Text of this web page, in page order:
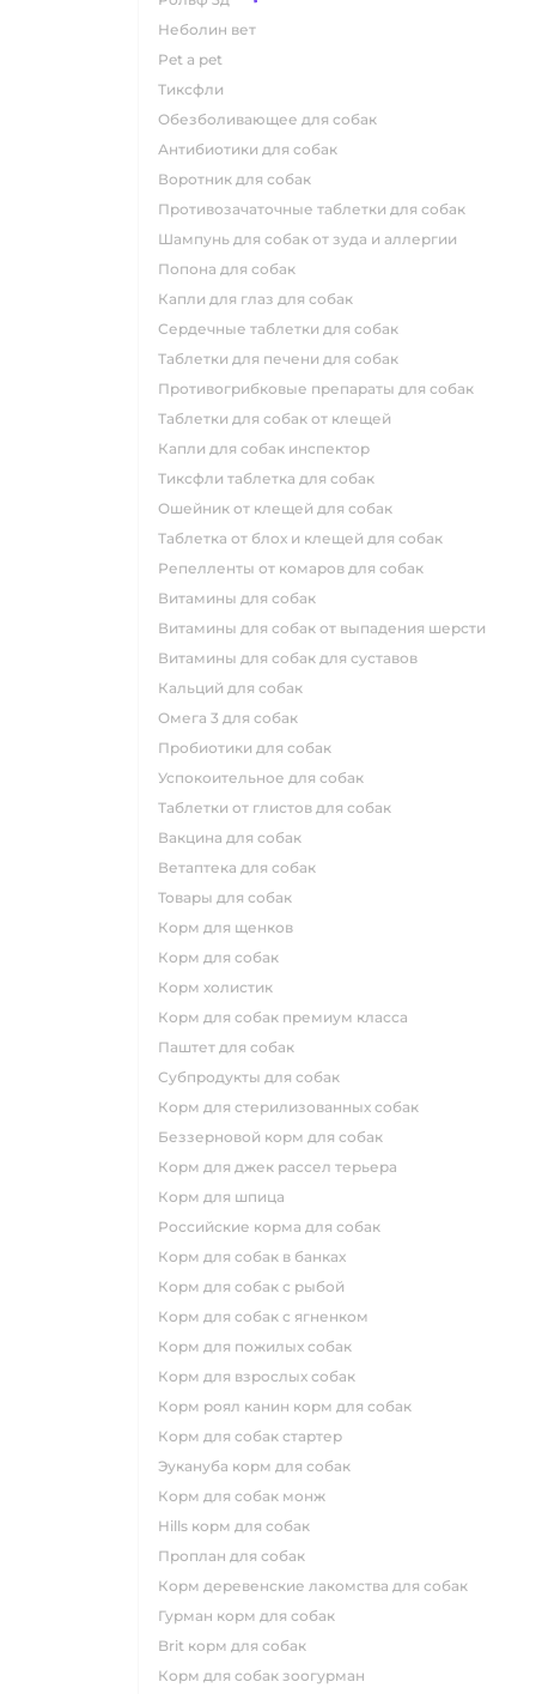
неболин вет
pet a pet
тиксфли
обезболивающее для собак
антибиотики для собак
воротник для собак
противозачаточные таблетки для собак
шампунь для собак от зуда и аллергии
попона для собак
капли для глаз для собак
сердечные таблетки для собак
таблетки для печени для собак
противогрибковые препараты для собак
таблетки для собак от клещей
капли для собак инспектор
тиксфли таблетка для собак
ошейник от клещей для собак
таблетка от блох и клещей для собак
репелленты от комаров для собак
витамины для собак
витамины для собак от выпадения шерсти
витамины для собак для суставов
кальций для собак
омега 3 для собак
пробиотики для собак
успокоительное для собак
таблетки от глистов для собак
вакцина для собак
ветаптека для собак
товары для собак
корм для щенков
корм для собак
корм холистик
корм для собак премиум класса
паштет для собак
субпродукты для собак
корм для стерилизованных собак
беззерновой корм для собак
корм для джек рассел терьера
корм для шпица
российские корма для собак
корм для собак в банках
корм для собак с рыбой
корм для собак с ягненком
корм для пожилых собак
корм для взрослых собак
корм роял канин корм для собак
корм для собак стартер
эукануба корм для собак
корм для собак монж
hills корм для собак
проплан для собак
корм деревенские лакомства для собак
гурман корм для собак
brit корм для собак
корм для собак зоогурман